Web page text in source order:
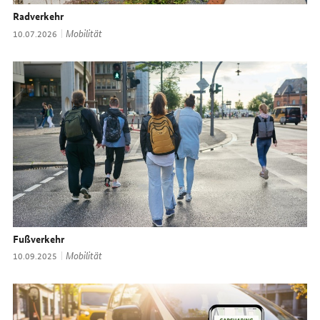
Radverkehr
Datum:
10.07.2026 Thema:
Mobilität
Fußverkehr
Datum:
10.09.2025 Thema:
Mobilität